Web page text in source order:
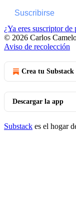
Suscribirse
¿Ya eres suscriptor de
© 2026 Carlos
Aviso de recolección
Crea tu Substack
Descargar la app
Substack es el hogar